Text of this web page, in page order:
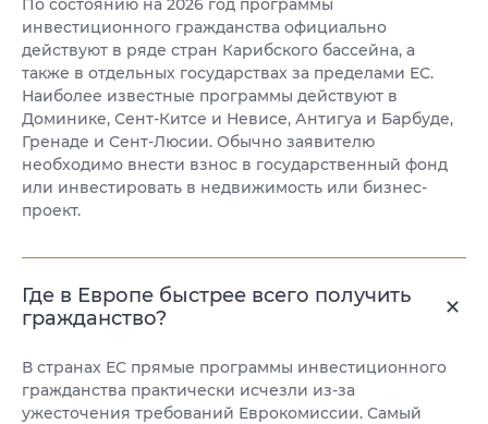
По состоянию на 2026 год программы
инвестиционного гражданства официально
действуют в ряде стран Карибского бассейна, а
также в отдельных государствах за пределами ЕС.
Наиболее известные программы действуют в
Доминике, Сент-Китсе и Невисе, Антигуа и Барбуде,
Гренаде и Сент-Люсии. Обычно заявителю
необходимо внести взнос в государственный фонд
или инвестировать в недвижимость или бизнес-
проект.
Где в Европе быстрее всего получить
гражданство?
В странах ЕС прямые программы инвестиционного
гражданства практически исчезли из-за
ужесточения требований Еврокомиссии. Самый